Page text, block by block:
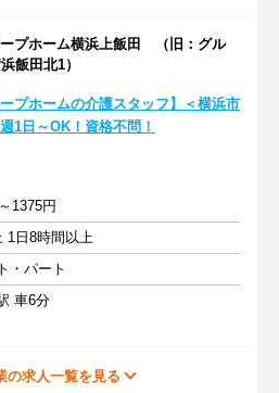
プホーム横浜上飯田 （旧：グル
飯田北1）
ープホームの介護スタッフ】＜横浜市
1日～OK！資格不問！
1375円
1日8時間以上
・パート
車6分
の求人一覧を見る